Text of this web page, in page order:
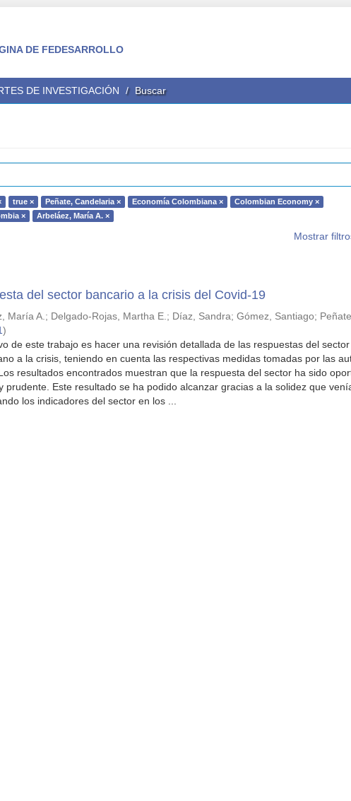
DE FEDESARROLLO
DE INVESTIGACIÓN Buscar
true × Peñate, Candelaria × Economía Colombiana ×
Colombian Economy ×
× Arbeláez, María A. ×
Mostrar
del sector bancario a la crisis del Covid-19
María A.; Delgado-Rojas, Martha E.; Díaz, Sandra;Gómez, Santiago;
)
de este trabajo es hacer una revisión detallada de las respuestas del
a la crisis, teniendo en cuenta las respectivas medidas tomadas por las
resultados encontrados muestran que la respuesta del sector ha sido
prudente. Este resultado se ha podido alcanzar gracias a la solidez que
los indicadores del sector en los ...